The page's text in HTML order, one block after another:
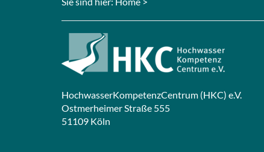
HochwasserKompetenzCentrum (HKC) e.V.
Ostmerheimer Straße 555
51109 Köln